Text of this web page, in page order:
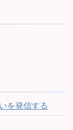
を発信する